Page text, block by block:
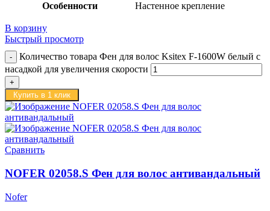
Особенности Настенное крепление
В корзину
Быстрый просмотр
Количество товара Фен для волос Ksitex F-1600W белый с
насадкой для увеличения скорости
Купить в 1 клик
Сравнить
NOFER 02058.S Фен для волос антивандальный
Nofer